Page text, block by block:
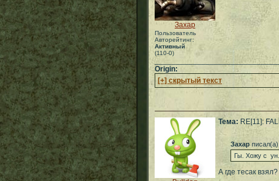
Захар
Пользователь
Авторейтинг:
Активный
(110-0)
Origin:
[+] скрытый текст
Тема: RE[11]:
Захар писал(а)
Гы. Хожу с
А где тесак взял?